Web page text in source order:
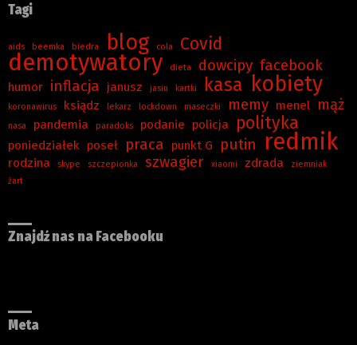
Tagi
aids beemka biedra blog cola Covid
demotywatory dieta dowcipy facebook
humor inflacja janusz jasiu kartki kasa kobiety
koronawirus ksiądz lekarz lockdown maseczki memy menel mąż
nasa pandemia paradoks podanie policja polityka
poniedziałek poseł praca punkt G putin redmik
rodzina skype szczepionka szwagier xiaomi zdrada
ziemniak
żart
Znajdź nas na Facebooku
Meta